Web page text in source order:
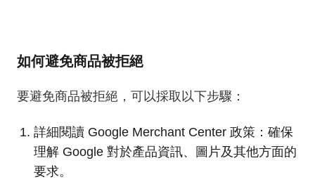
如何避免商品被拒絕
要避免商品被拒絕，可以採取以下步驟：
詳細閱讀 Google Merchant Center 政策：確保
理解 Google 對於產品資訊、圖片及其他方面的
要求。